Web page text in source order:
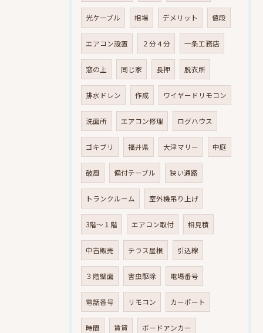
光ケーブル 相場 デメリット 値段
エアコン設置 ２分４分 一条工務店
窓の上 同じ家 長押 脱衣所
排水ドレン 作成 ワイヤードリモコン
洗面所 エアコン修理 ログハウス
ゴキブリ 福井県 大津マリー 中庭
破風 備付テーブル 狭い通路
トランクルーム 室外機吊り上げ
3階～１階 エアコン取付 相見積
中古販売 テラス屋根 引込線
３階壁面 害虫駆除 電場番号
電話番号 リモコン カーポート
時間 賃貸 ボードアンカー